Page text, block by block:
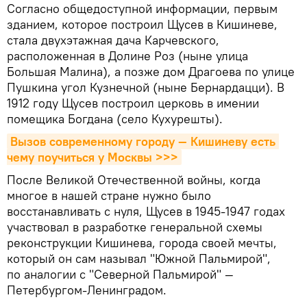
Согласно общедоступной информации, первым
зданием, которое построил Щусев в Кишиневе,
стала двухэтажная дача Карчевского,
расположенная в Долине Роз (ныне улица
Большая Малина), а позже дом Драгоева по улице
Пушкина угол Кузнечной (ныне Бернардацци). В
1912 году Щусев построил церковь в имении
помещика Богдана (село Кухурешты).
Вызов современному городу — Кишиневу есть
чему поучиться у Москвы >>>
После Великой Отечественной войны, когда
многое в нашей стране нужно было
восстанавливать с нуля, Щусев в 1945-1947 годах
участвовал в разработке генеральной схемы
реконструкции Кишинева, города своей мечты,
который он сам называл "Южной Пальмирой",
по аналогии с "Северной Пальмирой" —
Петербургом-Ленинградом.